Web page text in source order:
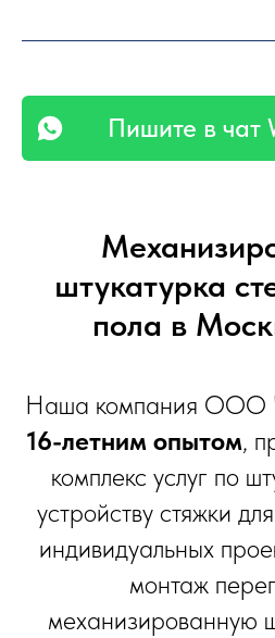
Пишите в чат
штукатурка
пола в
Наша компания ООО
16-летним опытом,
комплекс услуг по
устройству стяжки
индивидуальных
монтаж
механизированную